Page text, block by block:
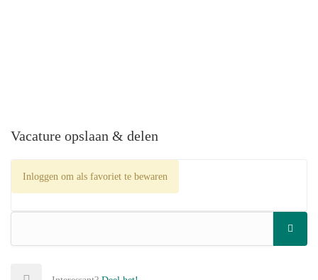
Vacature opslaan & delen
Inloggen om als favoriet te bewaren